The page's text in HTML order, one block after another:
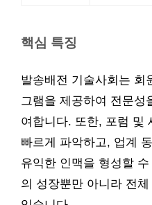
핵심 특징
발송배전 기술사회는 회
그램을 제공하여 전문성
여합니다. 또한, 포럼 및
빠르게 파악하고, 업계
유익한 인맥을 형성할
의 성장뿐만 아니라 전